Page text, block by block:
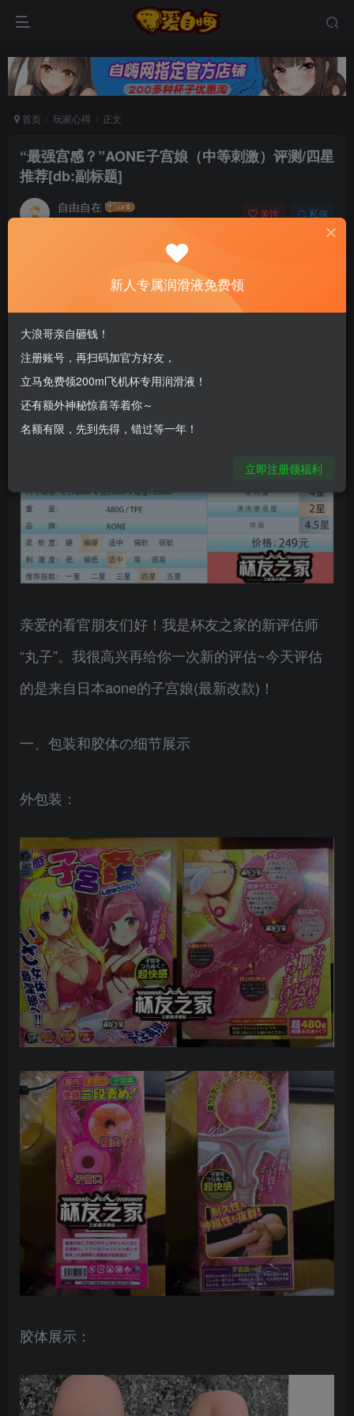
首页 玩家心得 正文
“最强宫感？”AONE子宫娘（中等刺激）评测/四星
推荐[db:副标题]
自由自在
6个月前发布
关注 私信
新老司机速来！注册自嗨网+扫码加好友，即
送200ml润滑液→
亲爱的看官朋友们好！我是杯友之家的新评估师
“丸子”。我很高兴再给你一次新的评估~今天评估
的是来自日本aone的子宫娘(最新改款)！
一、包装和胶体の细节展示
外包装：
胶体展示：
新人专属润滑液免费领
大浪哥亲自砸钱！
注册账号，再扫码加官方好友，
立马免费领200ml飞机杯专用润滑液！
还有额外神秘惊喜等着你～
名额有限，先到先得，错过等一年！
立即注册领福利